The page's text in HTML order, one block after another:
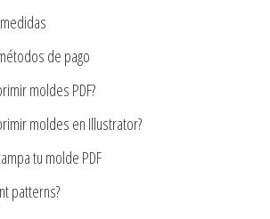
de pago
moldes PDF?
moldes en Illustrator?
tu molde PDF
patterns?